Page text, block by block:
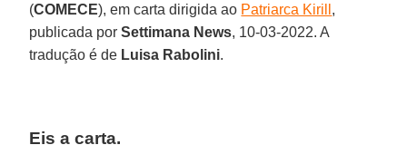
(COMECE), em carta dirigida ao Patriarca Kirill ,
publicada porSettimana News, 10-03-2022. A
tradução é de Luisa Rabolini.
Eis a carta.